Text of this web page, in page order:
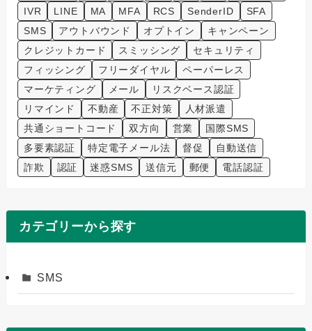
IVR
LINE MA MFA RCS SenderID
SFA
SMS
アウトバウンド オプトイン
キャンペーン
クレジットカード
スミッシング
セキュリティ
フィッシング
フリーダイヤル
ペーパーレス
マーケティング
メール
リスクベース認証
リマインド
不動産 不正対策
人材派遣
共通ショートコード
双方向 営業
国際SMS
多要素認証
特定電子メール法 督促
自動送信
詐欺
認証 迷惑SMS 送信元 郵便 電話認証
カテゴリーから探す
SMS